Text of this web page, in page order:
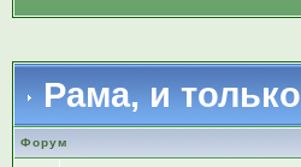
Рама, и
Форум